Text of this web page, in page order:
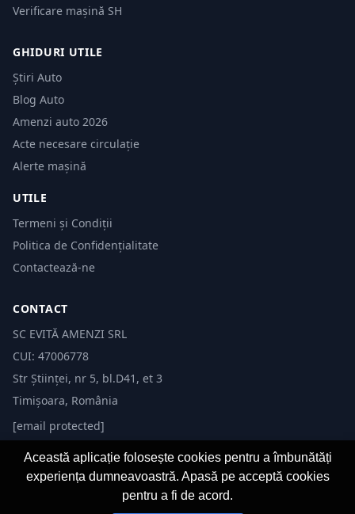
Verificare mașină SH
GHIDURI UTILE
Știri Auto
Blog Auto
Amenzi auto 2026
Acte necesare circulație
Alerte mașină
UTILE
Termeni și Condiții
Politica de Confidențialitate
Contactează-ne
CONTACT
SC EVITĂ AMENZI SRL
CUI: 47006778
Str Științei, nr 5, bl.D41, et 3
Timișoara, România
[email protected]
Această aplicație folosește cookies pentru a îmbunătăți
experiența dumneavoastră. Apasă pe acceptă cookies
pentru a fi de acord.